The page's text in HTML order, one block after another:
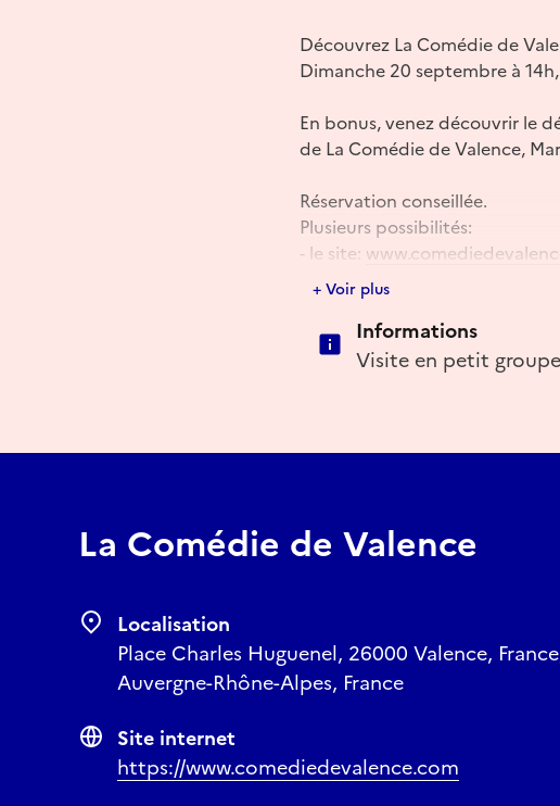
Découvrez La Comédie de
Dimanche 20 septembre à
En bonus, venez découvrir le
de La Comédie de Valence,
Réservation conseillée.
Plusieurs possibilités:
- le site:
- billetterie ou par téléphone:
+ Voir plus
Informations
Visite en petit
La Comédie de Valence
Localisation
Place Charles Huguenel, 26000 Valence,
Auvergne-Rhône-Alpes, France
Site internet
https://www.comediedevalence.com